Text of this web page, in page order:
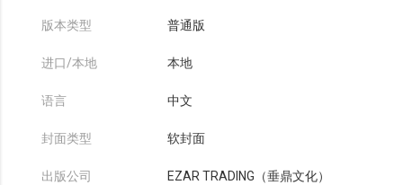
版本类型 普通版
进口/本地 本地
语言 中文
封面类型 软封面
出版公司 EZAR TRADING（垂鼎文化）